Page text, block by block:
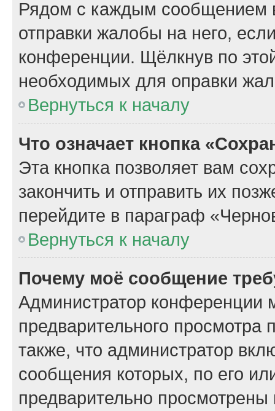
Рядом с каждым сообщением
отправки жалобы на него,
конференции. Щёлкнув по
необходимых для оправки
Вернуться к началу
Что означает кнопка
Эта кнопка позволяет вам
закончить и отправить их
перейдите в параграф
Вернуться к началу
Почему моё сообщение
Администратор конференции
предварительного
также, что администратор
сообщения которых, по его
предварительно